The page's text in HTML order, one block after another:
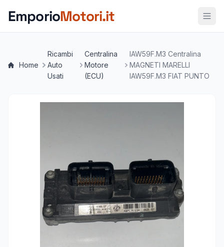
EmporioMotori.it
Home
Ricambi
Auto
Usati
Centralina
Motore
(ECU)
IAW59F.M3 Centralina
MAGNETI MARELLI
IAW59F.M3 FIAT PUNTO